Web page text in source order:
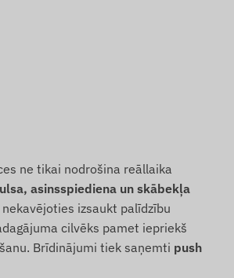
ne tikai nodrošina reāllaika
asinsspiediena un skābekļa
izsaukt palīdzību
cilvēks pamet iepriekš
Brīdinājumi tiek saņemti push